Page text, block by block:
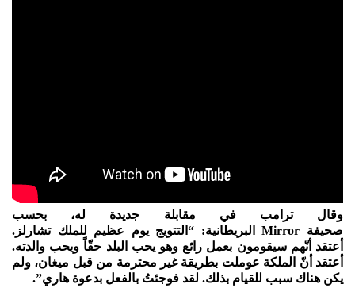
وقال ترامب في مقابلة جديدة له، بحسب
صحيفة Mirror البريطانية: “التتويج يوم عظيم للملك تشارلز.
أعتقد أنّهم سيقومون بعمل رائع وهو يحب البلد حقّاً ويحب والدته.
أعتقد أنّ الملكة عوملت بطريقة غير محترمة من قبل ميغان، ولم
يكن هناك سبب للقيام بذلك. لقد فوجئتُ بالفعل بدعوة هاري”.